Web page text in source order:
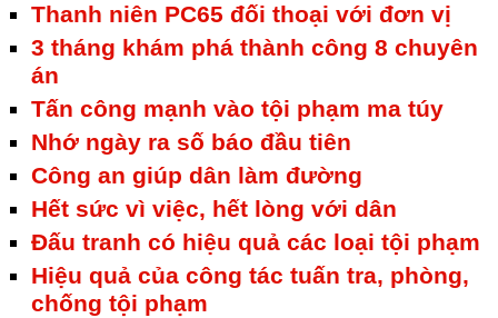
Thanh niên PC65 đối thoại với đơn vị
3 tháng khám phá thành công 8 chuyên
án
Tấn công mạnh vào tội phạm ma túy
Nhớ ngày ra số báo đầu tiên
Công an giúp dân làm đường
Hết sức vì việc, hết lòng với dân
Đấu tranh có hiệu quả các loại tội phạm
Hiệu quả của công tác tuấn tra, phòng,
chống tội phạm